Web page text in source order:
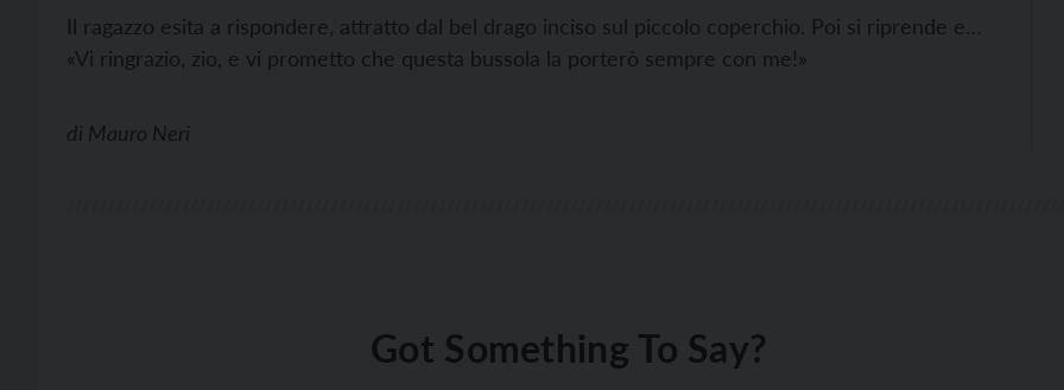
Il ragazzo esita a rispondere, attratto dal bel drago inciso sul piccolo coperchio. Poi si riprende e…
«Vi ringrazio, zio, e vi prometto che questa bussola la porterò sempre con me!»
di Mauro Neri
Got Something To Say?